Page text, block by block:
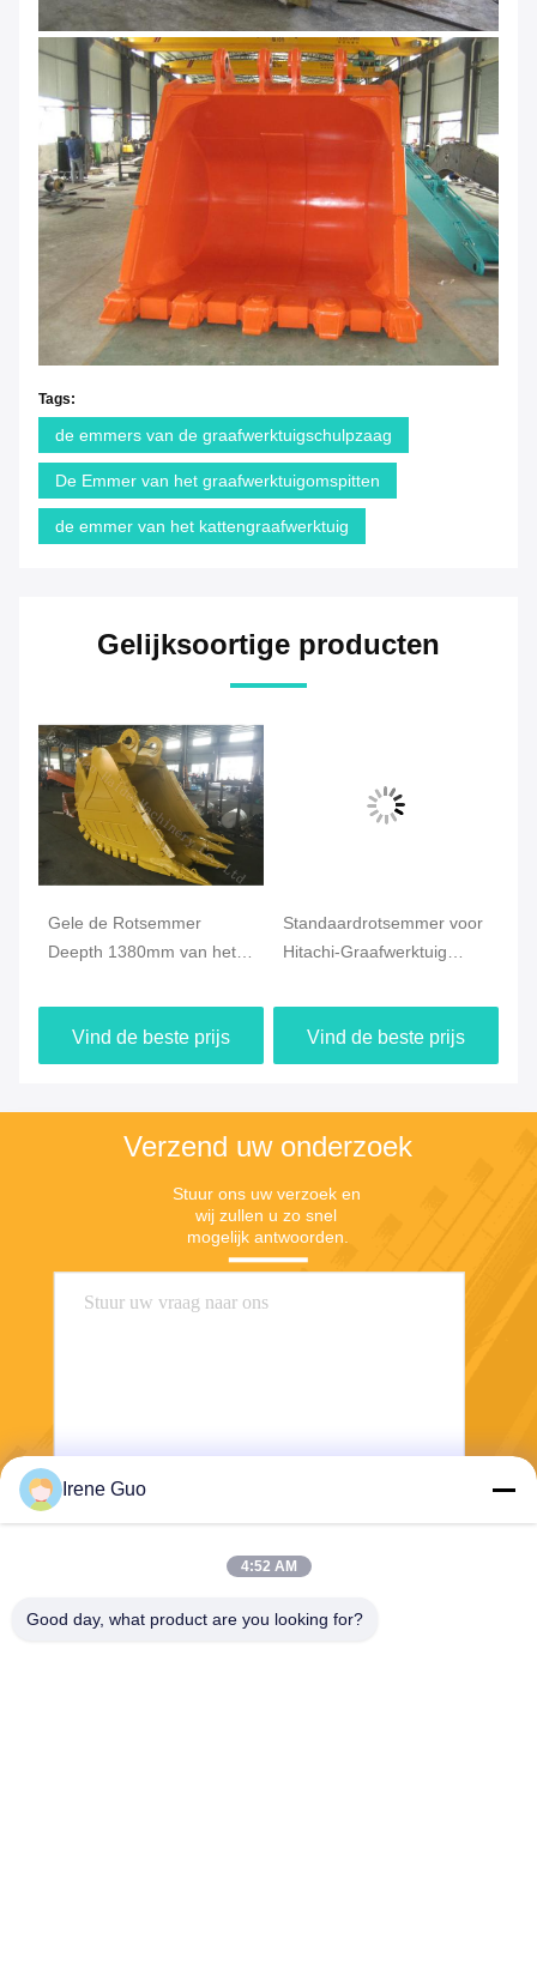
Tags:
de emmers van de graafwerktuigschulpzaag
De Emmer van het graafwerktuigomspitten
de emmer van het kattengraafwerktuig
Gelijksoortige producten
Gele de Rotsemmer
Deepth 1380mm van het
met Hardox-Materiaal
Vind de beste prijs
Standaardrotsemmer voor
Hitachi-Graafwerktuig
Vind de beste prijs
Verzend uw onderzoek
Stuur ons uw verzoek en
wij zullen u zo snel
mogelijk antwoorden.
Irene Guo
4:52 AM
Good day, what product are you looking for?